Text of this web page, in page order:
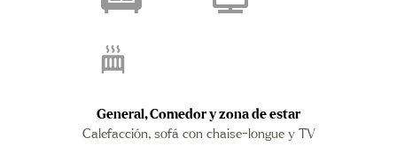
General, Comedor y zona de estar
Calefacción, sofá con chaise-longue y TV